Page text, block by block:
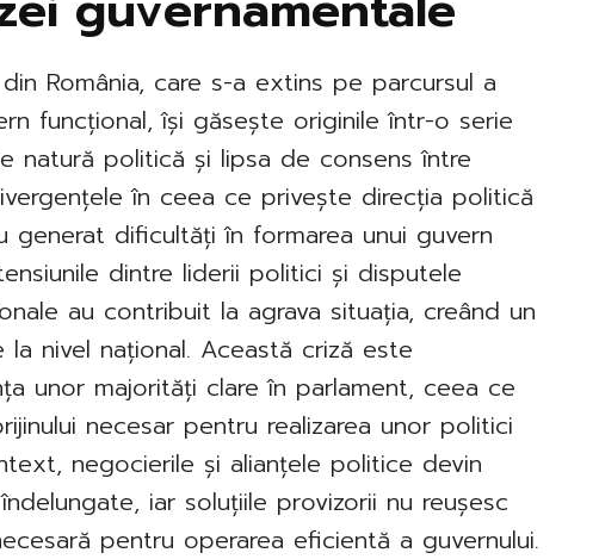
România, care s-a extins pe parcursul a
funcțional, își găsește originile într-o serie
natură politică și lipsa de consens între
în ceea ce privește direcția politică
generat dificultăți în formarea unui guvern
dintre liderii politici și disputele
au contribuit la agrava situația, creând un
nivel național. Această criză este
unor majorități clare în parlament, ceea ce
necesar pentru realizarea unor politici
negocierile și alianțele politice devin
iar soluțiile provizorii nu reușesc
pentru operarea eficientă a guvernului.